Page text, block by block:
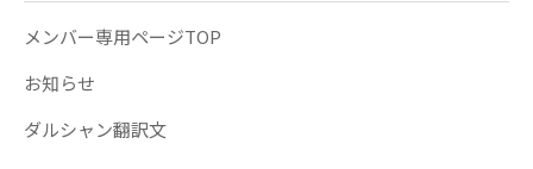
メンバー専用ページTOP
お知らせ
ダルシャン翻訳文